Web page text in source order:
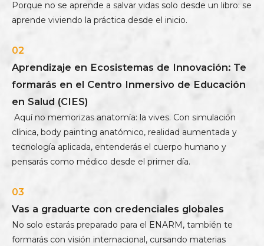
Porque no se aprende a salvar vidas solo desde un libro: se
aprende viviendo la práctica desde el inicio.
02
Aprendizaje en Ecosistemas de Innovación: Te
formarás en el Centro Inmersivo de Educación
en Salud (CIES)
Aquí no memorizas anatomía: la vives. Con simulación
clínica, body painting anatómico, realidad aumentada y
tecnología aplicada, entenderás el cuerpo humano y
pensarás como médico desde el primer día.
03
Vas a graduarte con credenciales globales
No solo estarás preparado para el ENARM, también te
formarás con visión internacional, cursando materias